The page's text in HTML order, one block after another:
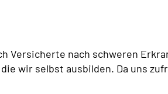
Versicherte nach schweren
wir selbst ausbilden. Da uns